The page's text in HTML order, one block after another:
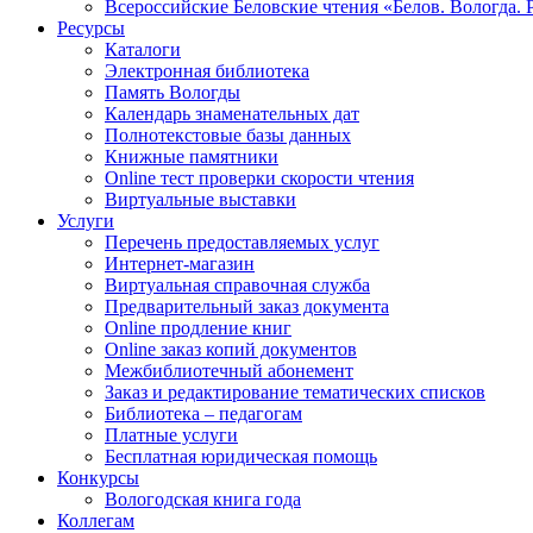
Всероссийские Беловские чтения «Белов. Вологда.
Ресурсы
Каталоги
Электронная библиотека
Память Вологды
Календарь знаменательных дат
Полнотекстовые базы данных
Книжные памятники
Online тест проверки скорости чтения
Виртуальные выставки
Услуги
Перечень предоставляемых услуг
Интернет-магазин
Виртуальная справочная служба
Предварительный заказ документа
Online продление книг
Online заказ копий документов
Межбиблиотечный абонемент
Заказ и редактирование тематических списков
Библиотека – педагогам
Платные услуги
Бесплатная юридическая помощь
Конкурсы
Вологодская книга года
Коллегам